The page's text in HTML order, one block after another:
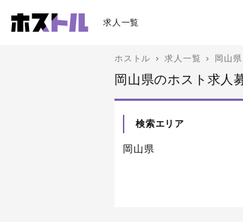
求人一覧
ホストル 求人一覧 岡山県
岡山県のホスト求人
検索エリア
岡山県